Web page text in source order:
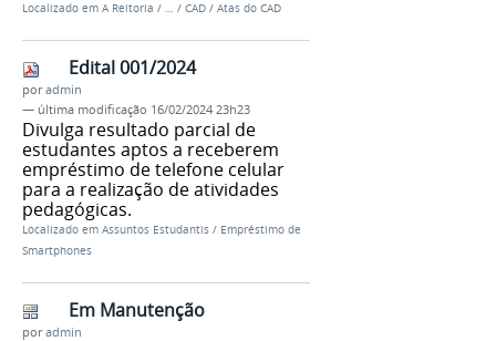
Localizado em A Reitoria / … / CAD / Atas do CAD
Edital 001/2024
poradmin
— última modificação 16/02/2024 23h23
Divulga resultado parcial de
estudantes aptos a receberem
empréstimo de telefone celular
para a realização de atividades
pedagógicas.
Localizado em Assuntos Estudantis / Empréstimo de
Smartphones
Em Manutenção
poradmin